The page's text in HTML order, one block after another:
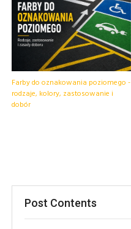
Farby do oznakowania poziomego -
rodzaje, kolory, zastosowanie i
dobór
Post Contents